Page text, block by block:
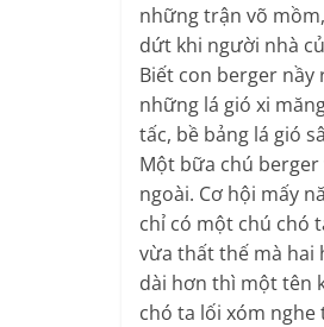
những trận võ
dứt khi người nhà
Biết con berger
những lá gió xi
tấc, bề bảng lá gió
Một bữa chú
ngoài. Cơ hội mấy
chỉ có một chú chó
vừa thất thế mà hai
dài hơn thì một tên
chó ta lối xóm nghe